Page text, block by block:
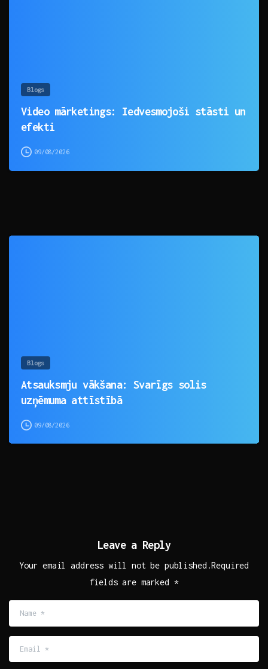
Blogs
Video mārketings: Iedvesmojoši stāsti un
efekti
09/08/2026
Blogs
Atsauksmju vākšana: Svarīgs solis
uzņēmuma attīstībā
09/08/2026
Leave a Reply
Your email address will not be published.Required
fields are marked *
*